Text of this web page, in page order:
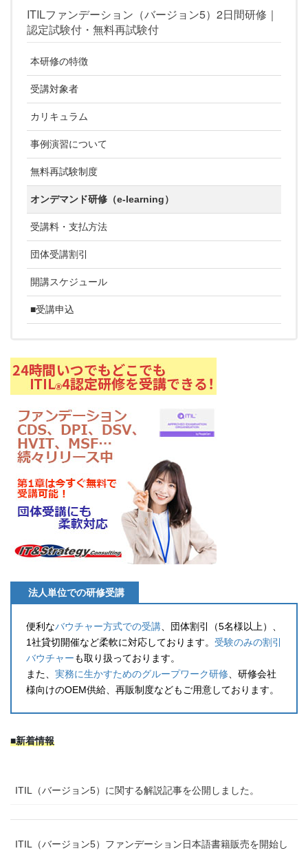
ITILファンデーション（バージョン5）2日間研修｜
認定試験付・無料再試験付
本研修の特徴
受講対象者
カリキュラム
事例演習について
無料再試験制度
オンデマンド研修（e-learning）
受講料・支払方法
団体受講割引
開講スケジュール
■受講申込
法人単位での研修受講
便利なバウチャー方式での受講 、団体割引（5名様以上）、
1社貸切開催など柔軟に対応しております。 受験のみの割引
バウチャーも取り扱っております。
また、 実務に生かすためのグループワーク研修 、研修会社
様向けのOEM供給、再販制度などもご用意しております。
■新着情報
ITIL（バージョン5）に関する解説記事を公開しました。
ITIL（バージョン5）ファンデーション日本語書籍販売を開始し